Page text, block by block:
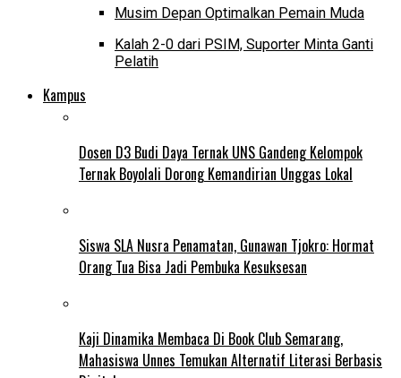
Musim Depan Optimalkan Pemain Muda
Kalah 2-0 dari PSIM, Suporter Minta Ganti
Pelatih
Kampus
Dosen D3 Budi Daya Ternak UNS Gandeng Kelompok
Ternak Boyolali Dorong Kemandirian Unggas Lokal
Siswa SLA Nusra Penamatan, Gunawan Tjokro: Hormat
Orang Tua Bisa Jadi Pembuka Kesuksesan
Kaji Dinamika Membaca Di Book Club Semarang,
Mahasiswa Unnes Temukan Alternatif Literasi Berbasis